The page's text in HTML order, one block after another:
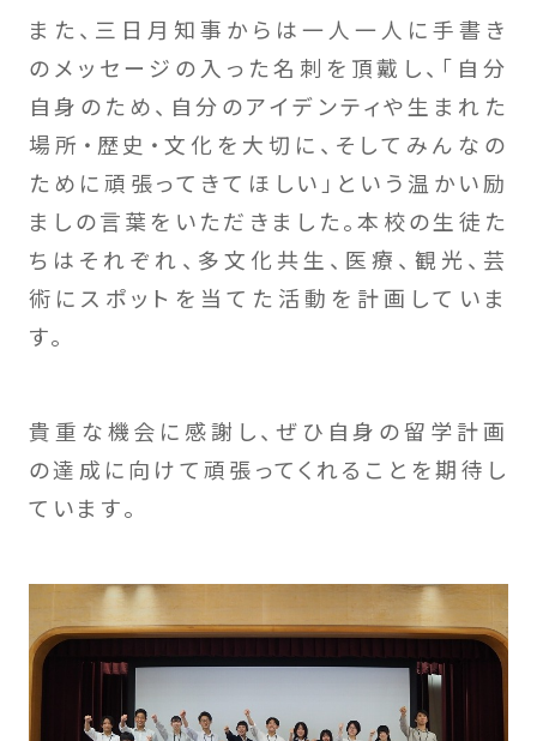
また、三日月知事からは一人一人に手書き
のメッセージの入った名刺を頂戴し、「自分
自身のため、自分のアイデンティや生まれた
場所・歴史・文化を大切に、そしてみんなの
ために頑張ってきてほしい」という温かい励
ましの言葉をいただきました。本校の生徒た
ちはそれぞれ、多文化共生、医療、観光、芸
術にスポットを当てた活動を計画していま
す。
貴重な機会に感謝し、ぜひ自身の留学計画
の達成に向けて頑張ってくれることを期待し
ています。